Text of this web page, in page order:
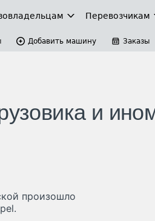
Перевозчикам
Добавить машину Заказы
и
произошло